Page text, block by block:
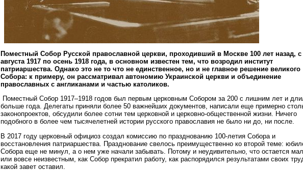
Поместный Собор Русской православной церкви, проходивший в Москве 100 лет назад, с
августа 1917 по осень 1918 года, в основном известен тем, что возродил институт
патриаршества. Однако это не то что не единственное, но и не главное решение великого
Собора: к примеру, он рассматривал автономию Украинской церкви и объединение
православных с англиканами и частью католиков.
Поместный Собор 1917–1918 годов был первым церковным Собором за 200 с лишним лет и
больше года. Делегаты приняли более 50 важнейших документов, написали еще примерно
законопроектов, обсудили более сотни тем церковной и церковно-общественной жизни. Ничего
подобного в более чем тысячелетней истории русского православия не было ни до, ни после.
В 2017 году церковный официоз создал комиссию по празднованию 100-летия Собора и
восстановления патриаршества. Празднование свелось преимущественно ко второй теме:
Собора еще не минул, а о нем уже начали забывать. Потому и неудивительно, что остается
или вовсе неизвестным, как Собор прекратил работу, как распорядился результатами своих
какой завет оставил.